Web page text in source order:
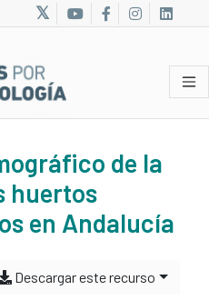
de la
huertos
en Andalucía
Descargar este recurso